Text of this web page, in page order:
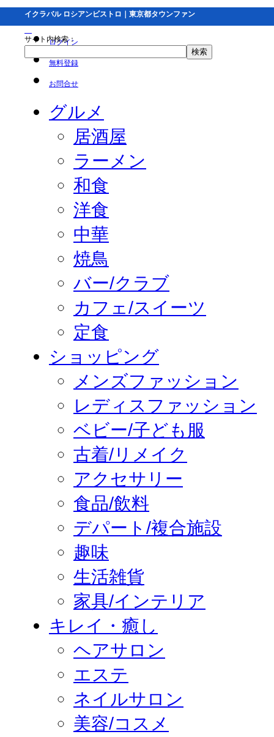
イクラバル ロシアンビストロ｜東京都タウンファン
ログイン
無料登録
お問合せ
サイト内検索：
グルメ
居酒屋
ラーメン
和食
洋食
中華
焼鳥
バー/クラブ
カフェ/スイーツ
定食
ショッピング
メンズファッション
レディスファッション
ベビー/子ども服
古着/リメイク
アクセサリー
食品/飲料
デパート/複合施設
趣味
生活雑貨
家具/インテリア
キレイ・癒し
ヘアサロン
エステ
ネイルサロン
美容/コスメ